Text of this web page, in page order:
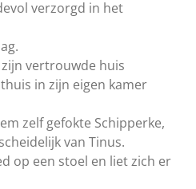
verzorgd in het
vertrouwde huis
in zijn eigen kamer
zelf gefokte Schipperke,
van Tinus.
op een stoel en liet zich er